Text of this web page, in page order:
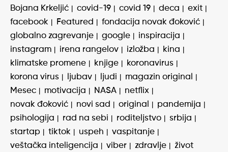
Bojana Krkeljić covid-19 covid 19 deca
exit
facebook
Featured
fondacija novak đoković
globalno zagrevanje
google
inspiracija
instagram
irena rangelov izložba
kina
klimatske promene
knjige
koronavirus
korona virus
ljubav ljudi
magazin original
Mesec
motivacija NASA
netflix
novak đoković
novi sad original
pandemija
psihologija
rad na sebi roditeljstvo
srbija
startap
tiktok uspeh
vaspitanje
veštačka inteligencija
viber zdravlje život